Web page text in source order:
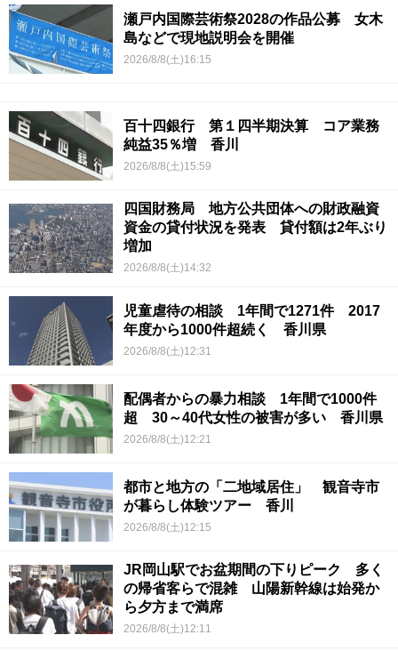
瀬戸内国際芸術祭2028の作品公募 女木
島などで現地説明会を開催
2026/8/8(土)16:15
百十四銀行 第１四半期決算 コア業務
純益35％増 香川
2026/8/8(土)15:59
四国財務局 地方公共団体への財政融資
資金の貸付状況を発表 貸付額は2年ぶり
増加
2026/8/8(土)14:32
児童虐待の相談 1年間で1271件 2017
年度から1000件超続く 香川県
2026/8/8(土)12:31
配偶者からの暴力相談 1年間で1000件
超 30～40代女性の被害が多い 香川県
2026/8/8(土)12:21
都市と地方の「二地域居住」 観音寺市
が暮らし体験ツアー 香川
2026/8/8(土)12:15
JR岡山駅でお盆期間の下りピーク 多く
の帰省客らで混雑 山陽新幹線は始発か
ら夕方まで満席
2026/8/8(土)12:11